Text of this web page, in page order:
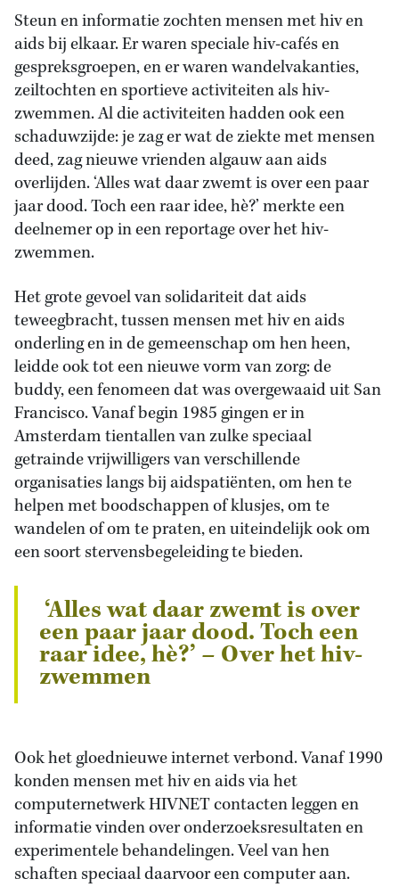
Steun en informatie zochten mensen met hiv en
aids bij elkaar. Er waren speciale hiv-cafés en
gespreksgroepen, en er waren wandelvakanties,
zeiltochten en sportieve activiteiten als hiv-
zwemmen. Al die activiteiten hadden ook een
schaduwzijde: je zag er wat de ziekte met mensen
deed, zag nieuwe vrienden algauw aan aids
overlijden. ‘Alles wat daar zwemt is over een paar
jaar dood. Toch een raar idee, hè?’ merkte een
deelnemer op in een reportage over het hiv-
zwemmen.
Het grote gevoel van solidariteit dat aids
teweegbracht, tussen mensen met hiv en aids
onderling en in de gemeenschap om hen heen,
leidde ook tot een nieuwe vorm van zorg: de
buddy, een fenomeen dat was overgewaaid uit San
Francisco. Vanaf begin 1985 gingen er in
Amsterdam tientallen van zulke speciaal
getrainde vrijwilligers van verschillende
organisaties langs bij aidspatiënten, om hen te
helpen met boodschappen of klusjes, om te
wandelen of om te praten, en uiteindelijk ook om
een soort stervensbegeleiding te bieden.
‘Alles wat daar zwemt is over
een paar jaar dood. Toch een
raar idee, hè?’ – Over het hiv-
zwemmen
Ook het gloednieuwe internet verbond. Vanaf 1990
konden mensen met hiv en aids via het
computernetwerk HIVNET contacten leggen en
informatie vinden over onderzoeksresultaten en
experimentele behandelingen. Veel van hen
schaften speciaal daarvoor een computer aan.